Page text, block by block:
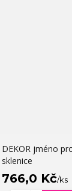
DEKOR jméno
sklenice
766,0 Kč/ks